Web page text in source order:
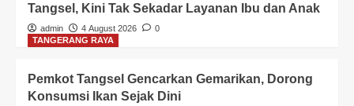
Tangsel, Kini Tak Sekadar Layanan Ibu dan Anak
admin 4 August 2026
0
TANGERANG RAYA
Pemkot Tangsel Gencarkan Gemarikan, Dorong
Konsumsi Ikan Sejak Dini